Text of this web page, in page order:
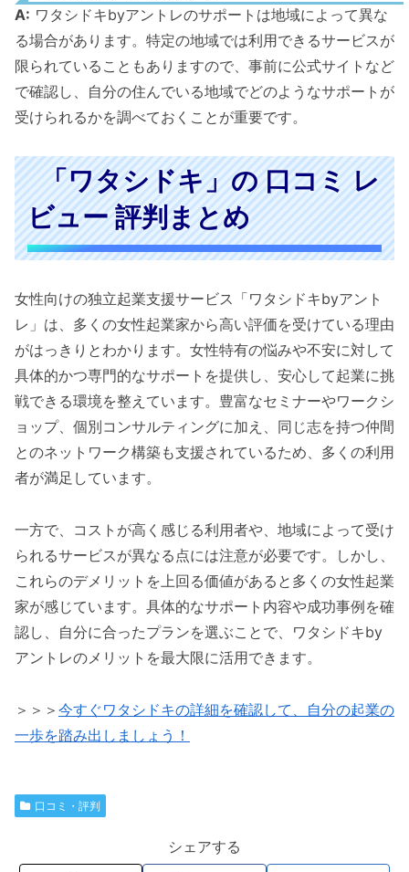
A: ワタシドキbyアントレのサポートは地域によって異な
る場合があります。特定の地域では利用できるサービスが
限られていることもありますので、事前に公式サイトなど
で確認し、自分の住んでいる地域でどのようなサポートが
受けられるかを調べておくことが重要です。
「ワタシドキ」の 口コミ レ
ビュー 評判まとめ
女性向けの独立起業支援サービス「ワタシドキbyアント
レ」は、多くの女性起業家から高い評価を受けている理由
がはっきりとわかります。女性特有の悩みや不安に対して
具体的かつ専門的なサポートを提供し、安心して起業に挑
戦できる環境を整えています。豊富なセミナーやワークシ
ョップ、個別コンサルティングに加え、同じ志を持つ仲間
とのネットワーク構築も支援されているため、多くの利用
者が満足しています。
一方で、コストが高く感じる利用者や、地域によって受け
られるサービスが異なる点には注意が必要です。しかし、
これらのデメリットを上回る価値があると多くの女性起業
家が感じています。具体的なサポート内容や成功事例を確
認し、自分に合ったプランを選ぶことで、ワタシドキby
アントレのメリットを最大限に活用できます。
＞＞＞ 今すぐワタシドキの詳細を確認して、自分の起業の
一歩を踏み出しましょう！
口コミ・評判
シェアする